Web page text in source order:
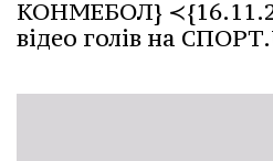
КОНМЕБОЛ}
відео голів на